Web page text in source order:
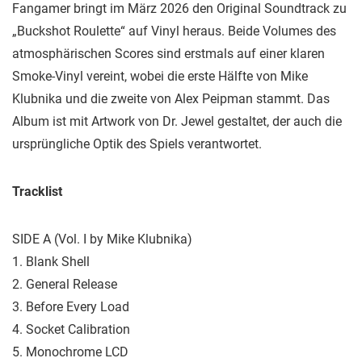
Fangamer bringt im März 2026 den Original Soundtrack zu
„Buckshot Roulette“ auf Vinyl heraus. Beide Volumes des
atmosphärischen Scores sind erstmals auf einer klaren
Smoke-Vinyl vereint, wobei die erste Hälfte von Mike
Klubnika und die zweite von Alex Peipman stammt. Das
Album ist mit Artwork von Dr. Jewel gestaltet, der auch die
ursprüngliche Optik des Spiels verantwortet.
Tracklist
SIDE A (Vol. I by Mike Klubnika)
1. Blank Shell
2. General Release
3. Before Every Load
4. Socket Calibration
5. Monochrome LCD